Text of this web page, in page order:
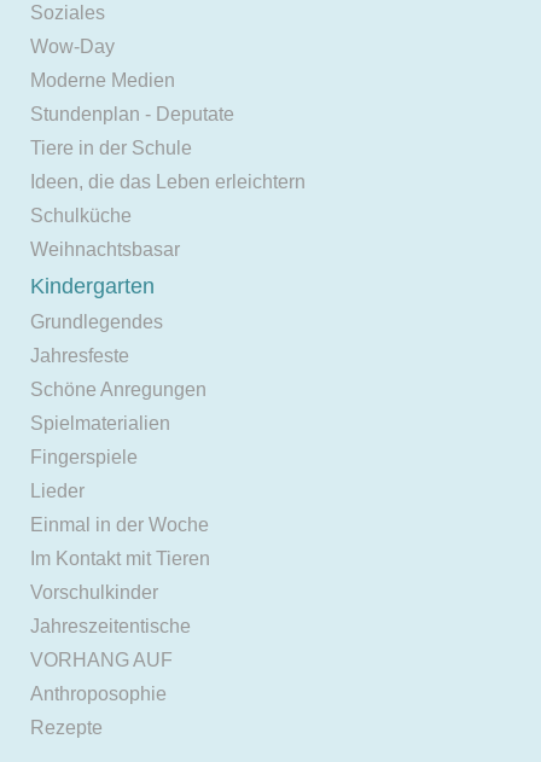
Soziales
Wow-Day
Moderne Medien
Stundenplan - Deputate
Tiere in der Schule
Ideen, die das Leben erleichtern
Schulküche
Weihnachtsbasar
Kindergarten
Grundlegendes
Jahresfeste
Schöne Anregungen
Spielmaterialien
Fingerspiele
Lieder
Einmal in der Woche
Im Kontakt mit Tieren
Vorschulkinder
Jahreszeitentische
VORHANG AUF
Anthroposophie
Rezepte